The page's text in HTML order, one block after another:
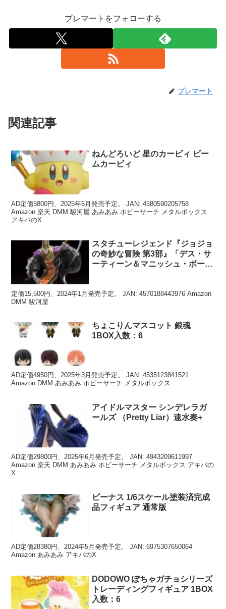
プレマートをフォローする
プレマート
関連記事
ねんどろいど 星のカービィ ビー
ムカービィ
AD定価5800円、2025年6月発売予定。 JAN: 4580590205758
Amazon 楽天 DMM 駿河屋 あみあみ ホビーサーチ メタルボックス
アキバのX
スタチューレジェンド『ジョジョ
の奇妙な冒険 第3部』「デス・サ
ーティーン＆マニッシュ・ボー
定価15,500円、2024年1月発売予定。 JAN: 4570188443976 Amazon
DMM 駿河屋
ちょこりんマスコット 銀魂
1BOX入数：6
AD定価4950円、2025年3月発売予定。 JAN: 4535123841521
Amazon DMM あみあみ ホビーサーチ メタルボックス
アイドルマスター シンデレラガ
ールズ （Pretty Liar）速水奏+
AD定価29800円、2025年6月発売予定。 JAN: 4943209611997
Amazon 楽天 DMM あみあみ ホビーサーチ メタルボックス アキバの
X
ビーナス 1/6スケール塗装済完成
品フィギュア 通常版
AD定価28380円、2024年5月発売予定。 JAN: 6975307650064
Amazon あみあみ アキバのX
DODOWO ぽちゃガチョシリーズ
トレーディングフィギュア 1BOX
入数：6